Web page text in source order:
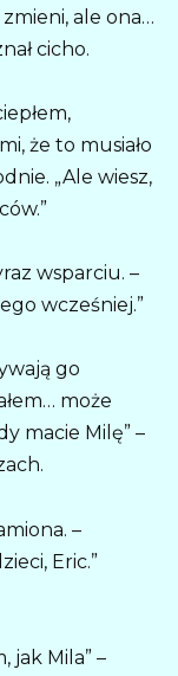
ale ona…
cicho.
że to musiało
„Ale wiesz,
wsparciu. –
wcześniej.”
go
może
macie Milę” –
–
Eric.”
jak Mila” –